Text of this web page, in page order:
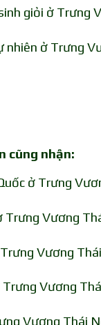
giỏi ở Trưng
nhiên ở Trưng
cũng nhận:
ở Trưng
Trưng Vương
Vương
Vương
Vương Thái